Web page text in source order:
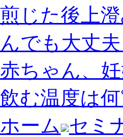
煎じた後上
んでも大丈夫
赤ちゃん、
飲む温度は
ホーム セミ